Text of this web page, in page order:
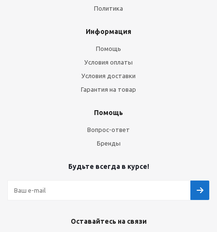
Политика
Информация
Помощь
Условия оплаты
Условия доставки
Гарантия на товар
Помощь
Вопрос-ответ
Бренды
Будьте всегда в курсе!
Оставайтесь на связи